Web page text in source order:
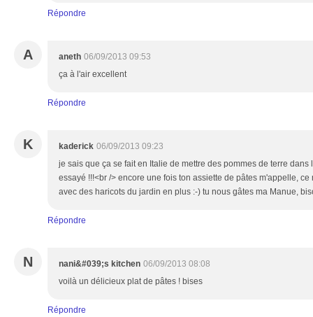
Répondre
A aneth 06/09/2013 09:53
ça à l'air excellent
Répondre
K kaderick 06/09/2013 09:23
je sais que ça se fait en Italie de mettre des pommes de terre
essayé !!!<br /> encore une fois ton assiette de pâtes m'appelle,
avec des haricots du jardin en plus :-) tu nous gâtes ma Manue,
Répondre
N nani&#039;s kitchen 06/09/2013 08:08
voilà un délicieux plat de pâtes ! bises
Répondre